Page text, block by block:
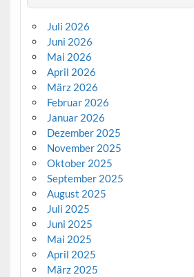
Juli 2026
Juni 2026
Mai 2026
April 2026
März 2026
Februar 2026
Januar 2026
Dezember 2025
November 2025
Oktober 2025
September 2025
August 2025
Juli 2025
Juni 2025
Mai 2025
April 2025
März 2025